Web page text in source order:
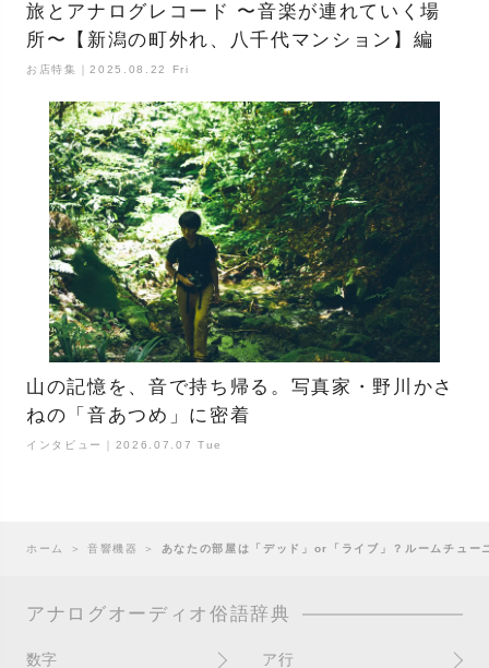
旅とアナログレコード 〜音楽が連れていく場
所〜【新潟の町外れ、八千代マンション】編
お店特集｜2025.08.22 Fri
山の記憶を、音で持ち帰る。写真家・野川かさ
ねの「音あつめ」に密着
インタビュー｜2026.07.07 Tue
ホーム ＞ 音響機器 ＞ あなたの部屋は「デッド」or「ライブ」？ルームチュ
アナログオーディオ俗語辞典
数字 ア行